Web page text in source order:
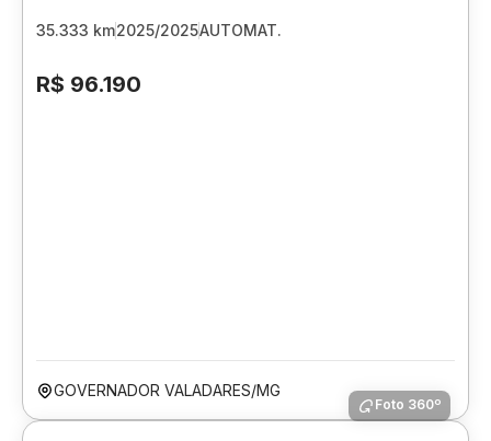
35.333 km2025/2025AUTOMAT.
R$ 96.190
GOVERNADOR VALADARES/MG
Foto 360º